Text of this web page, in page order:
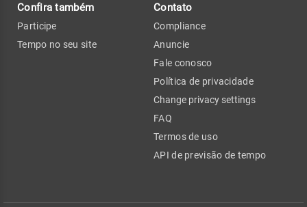
Confira também
Participe
Tempo no seu site
Contato
Compliance
Anuncie
Fale conosco
Política de privacidade
Change privacy settings
FAQ
Termos de uso
API de previsão de tempo